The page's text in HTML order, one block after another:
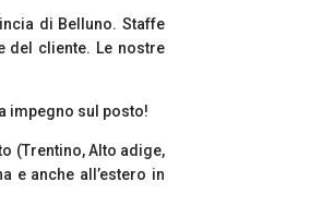
di Belluno. Staffe
del cliente. Le nostre
impegno sul posto!
(Trentino, Alto adige,
e anche all’estero in